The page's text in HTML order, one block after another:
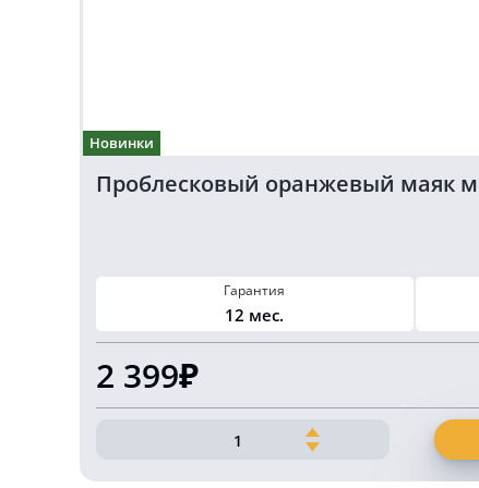
Новинки
Проблесковый оранжевый маяк
Гарантия
12 мес.
2 399₽
Количество